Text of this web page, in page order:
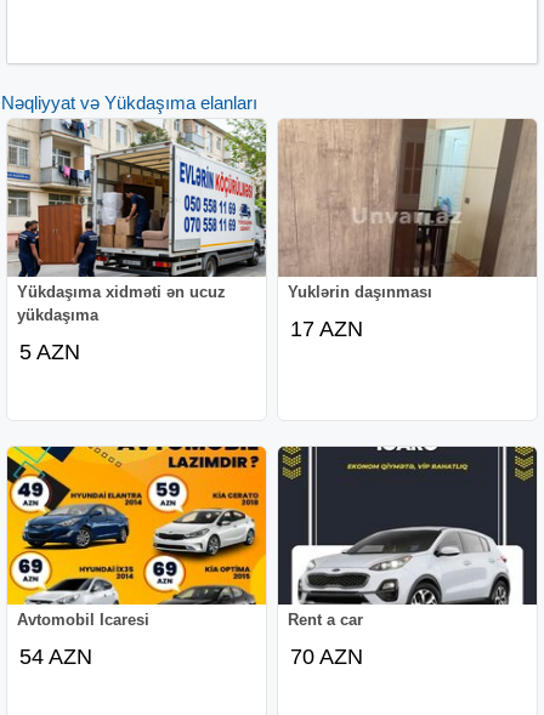
Nəqliyyat və Yükdaşıma elanları
Yükdaşıma xidməti ən ucuz
yükdaşıma
5 AZN
Yuklərin daşınması
17 AZN
Avtomobil Icaresi
54 AZN
Rent a car
70 AZN